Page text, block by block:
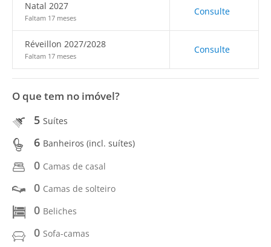
Natal 2027
Faltam 17 meses
Consulte
Réveillon 2027/2028
Faltam 17 meses
Consulte
O que tem no imóvel?
5 Suítes
6 Banheiros (incl. suítes)
0 Camas de casal
0 Camas de solteiro
0 Beliches
0 Sofa-camas